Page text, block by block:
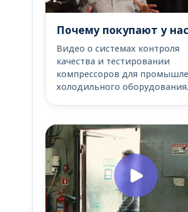
Почему покупают у нас
Видео о системах контроля
качества и тестировании
компрессоров для
холодильного оборудования.